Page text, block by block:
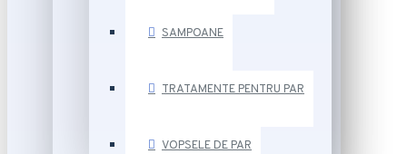
SAMPOANE
TRATAMENTE PENTRU PAR
VOPSELE DE PAR